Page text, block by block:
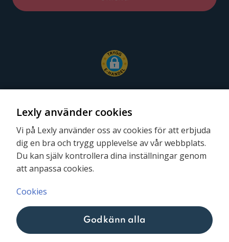
Följ oss
Lexly använder cookies
Vi på Lexly använder oss av cookies för att erbjuda
dig en bra och trygg upplevelse av vår webbplats.
Du kan själv kontrollera dina inställningar genom
att anpassa cookies.
Cookies
Godkänn alla